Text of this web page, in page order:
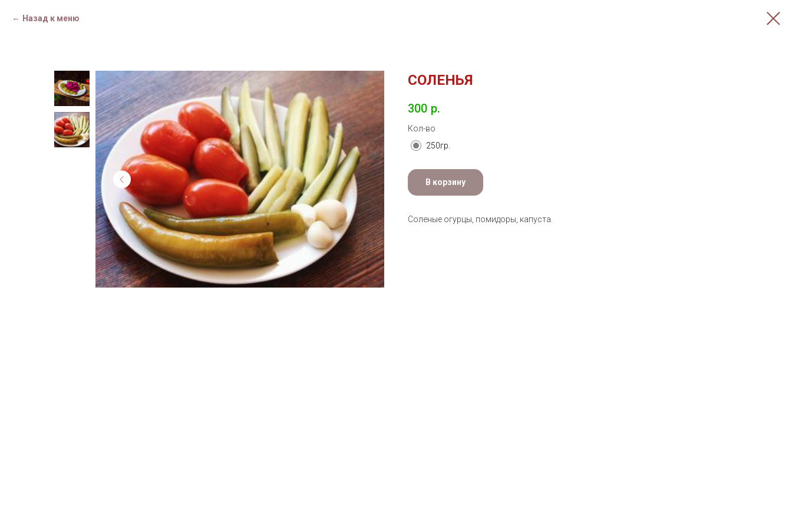
Назад к меню
СОЛЕНЬЯ
300 р.
Кол-во
250гр.
В корзину
Соленые огурцы, помидоры, капуста.